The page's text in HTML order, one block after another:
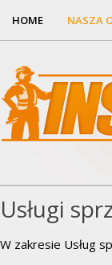
HOME NASZA
Usługi
W zakresie Usług